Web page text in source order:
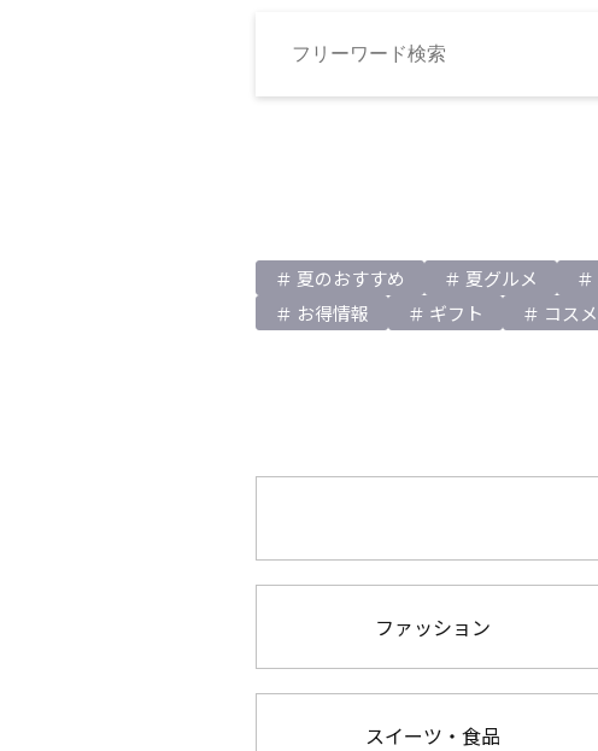
夏のおすすめ 夏グルメ
お得情報
ギフト コスメ
ファッション
スイーツ・食品